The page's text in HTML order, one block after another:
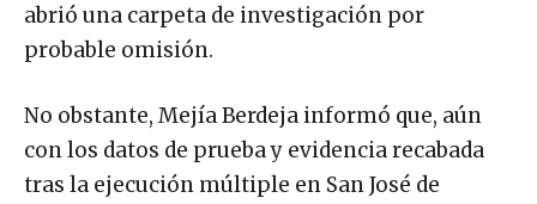
abrió una carpeta de investigación por
probable omisión.
No obstante, Mejía Berdeja informó que, aún
con los datos de prueba y evidencia recabada
tras la ejecución múltiple en San José de